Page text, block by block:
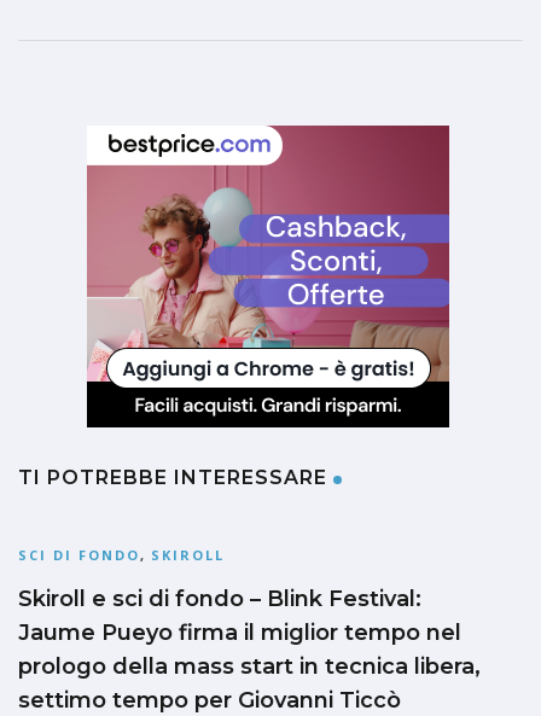
TI POTREBBE INTERESSARE
SCI DI FONDO, SKIROLL
Skiroll e sci di fondo – Blink Festival:
Jaume Pueyo firma il miglior tempo nel
prologo della mass start in tecnica libera,
settimo tempo per Giovanni Ticcò